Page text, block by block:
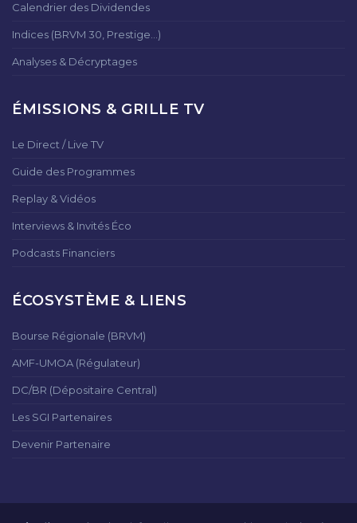
Calendrier des Dividendes
Indices (BRVM 30, Prestige...)
Analyses & Décryptages
ÉMISSIONS & GRILLE TV
Le Direct / Live TV
Guide des Programmes
Replay & Vidéos
Interviews & Invités Éco
Podcasts Financiers
ÉCOSYSTÈME & LIENS
Bourse Régionale (BRVM)
AMF-UMOA (Régulateur)
DC/BR (Dépositaire Central)
Les SGI Partenaires
Devenir Partenaire